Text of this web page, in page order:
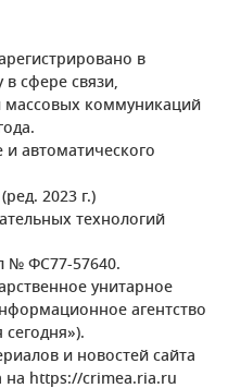
в
сфере связи,
коммуникаций
автоматического
2023 г.)
технологий
№ ФС77-57640.
унитарное
агентство
и новостей сайта
https://crimea.ria.ru